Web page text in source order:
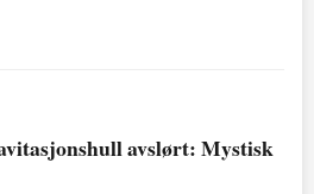
avslørt: Mystisk